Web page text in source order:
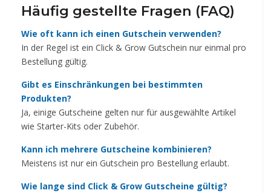
Häufig gestellte Fragen (FAQ)
Wie oft kann ich einen Gutschein verwenden?
In der Regel ist ein Click & Grow Gutschein nur einmal pro
Bestellung gültig.
Gibt es Einschränkungen bei bestimmten
Produkten?
Ja, einige Gutscheine gelten nur für ausgewählte Artikel
wie Starter-Kits oder Zubehör.
Kann ich mehrere Gutscheine kombinieren?
Meistens ist nur ein Gutschein pro Bestellung erlaubt.
Wie lange sind Click & Grow Gutscheine gültig?